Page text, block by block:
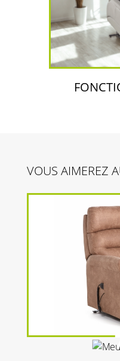
VOUS AIMEREZ